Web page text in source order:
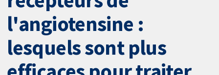
l'angiotensine :
lesquels sont plus